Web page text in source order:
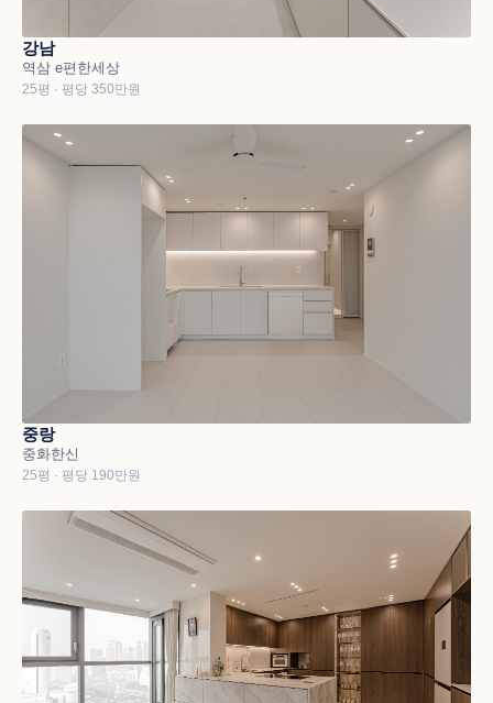
강남
역삼 e편한세상
25평 · 평당 350만원
중랑
중화한신
25평 · 평당 190만원